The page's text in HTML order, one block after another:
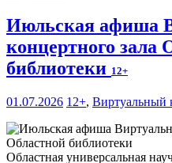
Июльская афиша
концертного зала
библиотеки 12+
01.07.2026 12+, Виртуальный
Областная универсальная